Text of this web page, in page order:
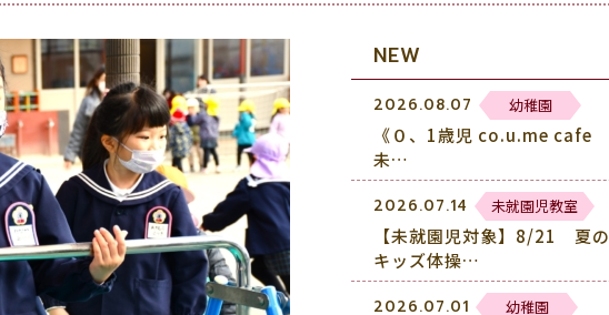
NEW
2026.08.07 幼稚園
《０、1歳児 co.u.me cafe
未…
2026.07.14 未就園児教室
【未就園児対象】8/21 夏の
キッズ体操…
2026.07.01 幼稚園